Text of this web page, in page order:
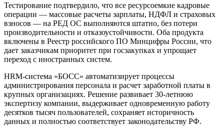
Тестирование подтвердило, что все ресурсоемкие кадровые
операции — массовые расчеты зарплаты, НДФЛ и страховых
взносов — на РЕД ОС выполняются штатно, без потери
производительности и отказоустойчивости. Оба продукта
включены в Реестр российского ПО Минцифры России, что
дает заказчикам приоритет при госзакупках и упрощает
переход с иностранных систем.
HRM-система «БОСС» автоматизирует процессы
администрирования персонала и расчет заработной платы в
крупных организациях. Решение развивает 30-летнюю
экспертизу компании, выдерживает одновременную работу
десятков тысяч пользователей, сохраняет историчность
данных и полностью соответствует законодательству РФ.